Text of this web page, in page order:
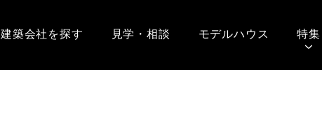
建築会社を探す 見学・相談 モデルハウス 特集